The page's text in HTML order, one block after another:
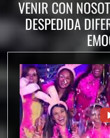
VENIR CON
DESPEDIDA